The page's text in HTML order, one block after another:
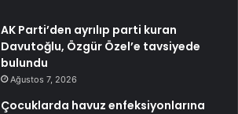
AK Parti’den ayrılıp parti kuran
Davutoğlu, Özgür Özel’e tavsiyede
bulundu
Ağustos 7, 2026
Çocuklarda havuz enfeksiyonlarına